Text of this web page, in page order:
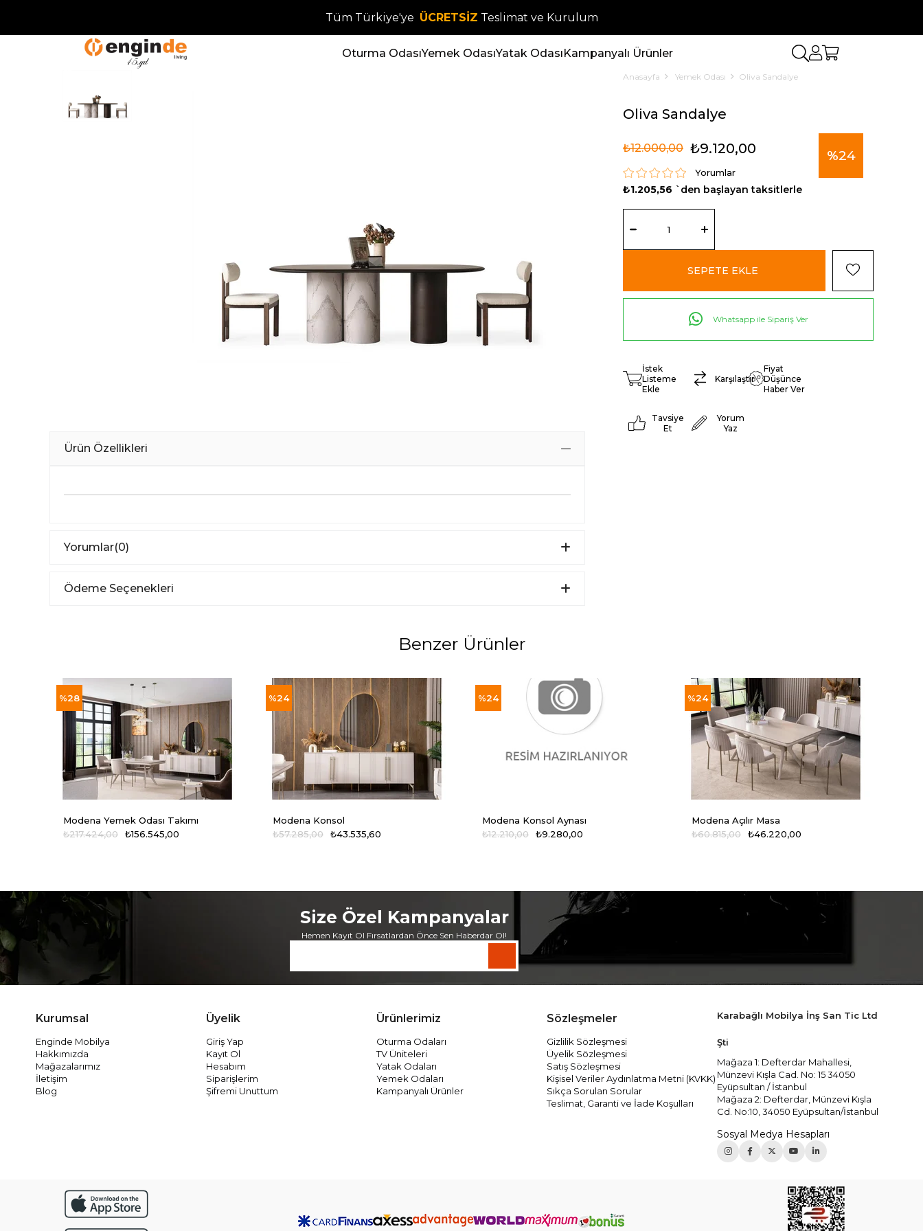
Tüm Türkiye'ye ÜCRETSİZ Teslimat ve Kurulum
Oturma OdasıYemek OdasıYatak OdasıKampanyalı Ürünler
Ürün Özellikleri
Yorumlar(0)
Ödeme Seçenekleri
Anasayfa Yemek Odası Oliva Sandalye
Oliva Sandalye
%24
₺12.000,00 ₺9.120,00
Yorumlar
₺1.205,56 `den başlayan taksitlerle
Whatsapp ile Sipariş Ver
İstek
Listeme
Ekle
Karşılaştır
Fiyat
Düşünce
Haber Ver
Tavsiye
Et
Yorum
Yaz
Benzer Ürünler
Modena Yemek Odası Takımı
₺156.545,00
₺217.424,00
%28
Modena Konsol
₺43.535,60
₺57.285,00
%24
Modena Konsol Aynası
₺9.280,00
₺12.210,00
%24
Modena Açılır Masa
₺46.220,00
₺60.815,00
%24
Size Özel Kampanyalar
Hemen Kayıt Ol Fırsatlardan Önce Sen Haberdar Ol!
Kurumsal
Enginde Mobilya
Hakkımızda
Mağazalarımız
İletişim
Blog
Üyelik
Giriş Yap
Kayıt Ol
Hesabım
Siparişlerim
Şifremi Unuttum
Ürünlerimiz
Oturma Odaları
TV Üniteleri
Yatak Odaları
Yemek Odaları
Kampanyalı Ürünler
Sözleşmeler
Gizlilik Sözleşmesi
Üyelik Sözleşmesi
Satış Sözleşmesi
Kişisel Veriler Aydınlatma Metni (KVKK)
Sıkça Sorulan Sorular
Teslimat, Garanti ve İade Koşulları
Karabağlı Mobilya İnş San Tic Ltd
Şti
Mağaza 1: Defterdar Mahallesi,
Münzevi Kışla Cad. No: 15 34050
Eyüpsultan / İstanbul
Mağaza 2: Defterdar, Münzevi Kışla
Cd. No:10, 34050 Eyüpsultan/İstanbul
Sosyal Medya Hesapları